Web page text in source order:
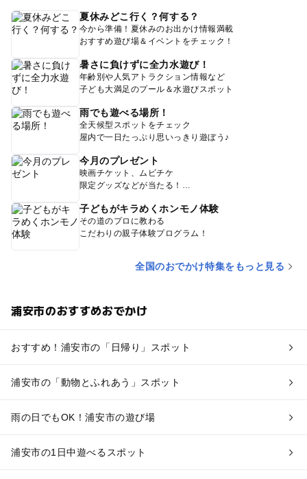
夏休みどこ行く？何する？
今から準備！夏休みのお出かけ情報満載
おすすめ遊び場＆イベントをチェック！
暑さに負けずに全力水遊び！
年齢別や人気アトラクション情報など
子ども大満足のプール＆水遊びスポット
雨でも遊べる場所！
全天候型スポットをチェック
屋内で一日たっぷり思いっきり遊ぼう♪
今月のプレゼント
映画チケット、ムビチケ
限定グッズなどが当たる！
子どもがキラめくホンモノ体験
その道のプロに教わる
こだわりの親子体験プログラム！
全国のおでかけ特集をもっと見る
浦安市のおすすめおでかけ
おすすめ！浦安市の「日帰り」スポット
浦安市の「動物とふれあう」スポット
雨の日でもOK！浦安市の遊び場
浦安市の1日中遊べるスポット